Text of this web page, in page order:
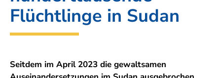
Flüchtlinge in Sudan
Seitdem im April 2023 die gewaltsamen